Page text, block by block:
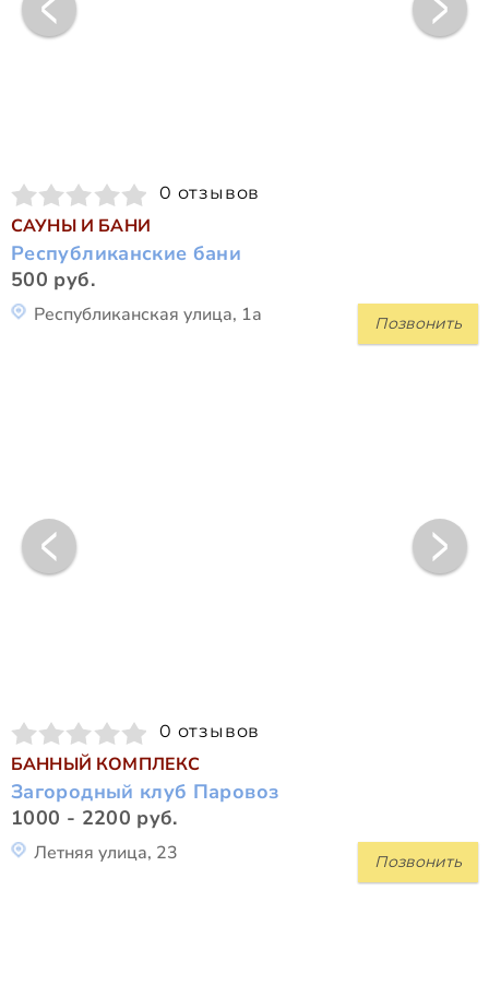
0 отзывов
САУНЫ И БАНИ
Республиканские бани
500 руб.
Позвонить
Республиканская улица, 1а
0 отзывов
БАННЫЙ КОМПЛЕКС
Загородный клуб Паровоз
1000 - 2200 руб.
Позвонить
Летняя улица, 23